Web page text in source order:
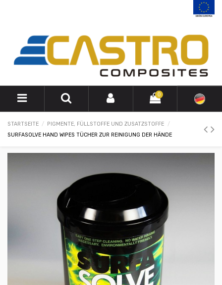
0
STARTSEITE
PIGMENTE, FÜLLSTOFFE UND ZUSATZSTOFFE
SURFASOLVE HAND WIPES TÜCHER ZUR REINIGUNG DER HÄNDE